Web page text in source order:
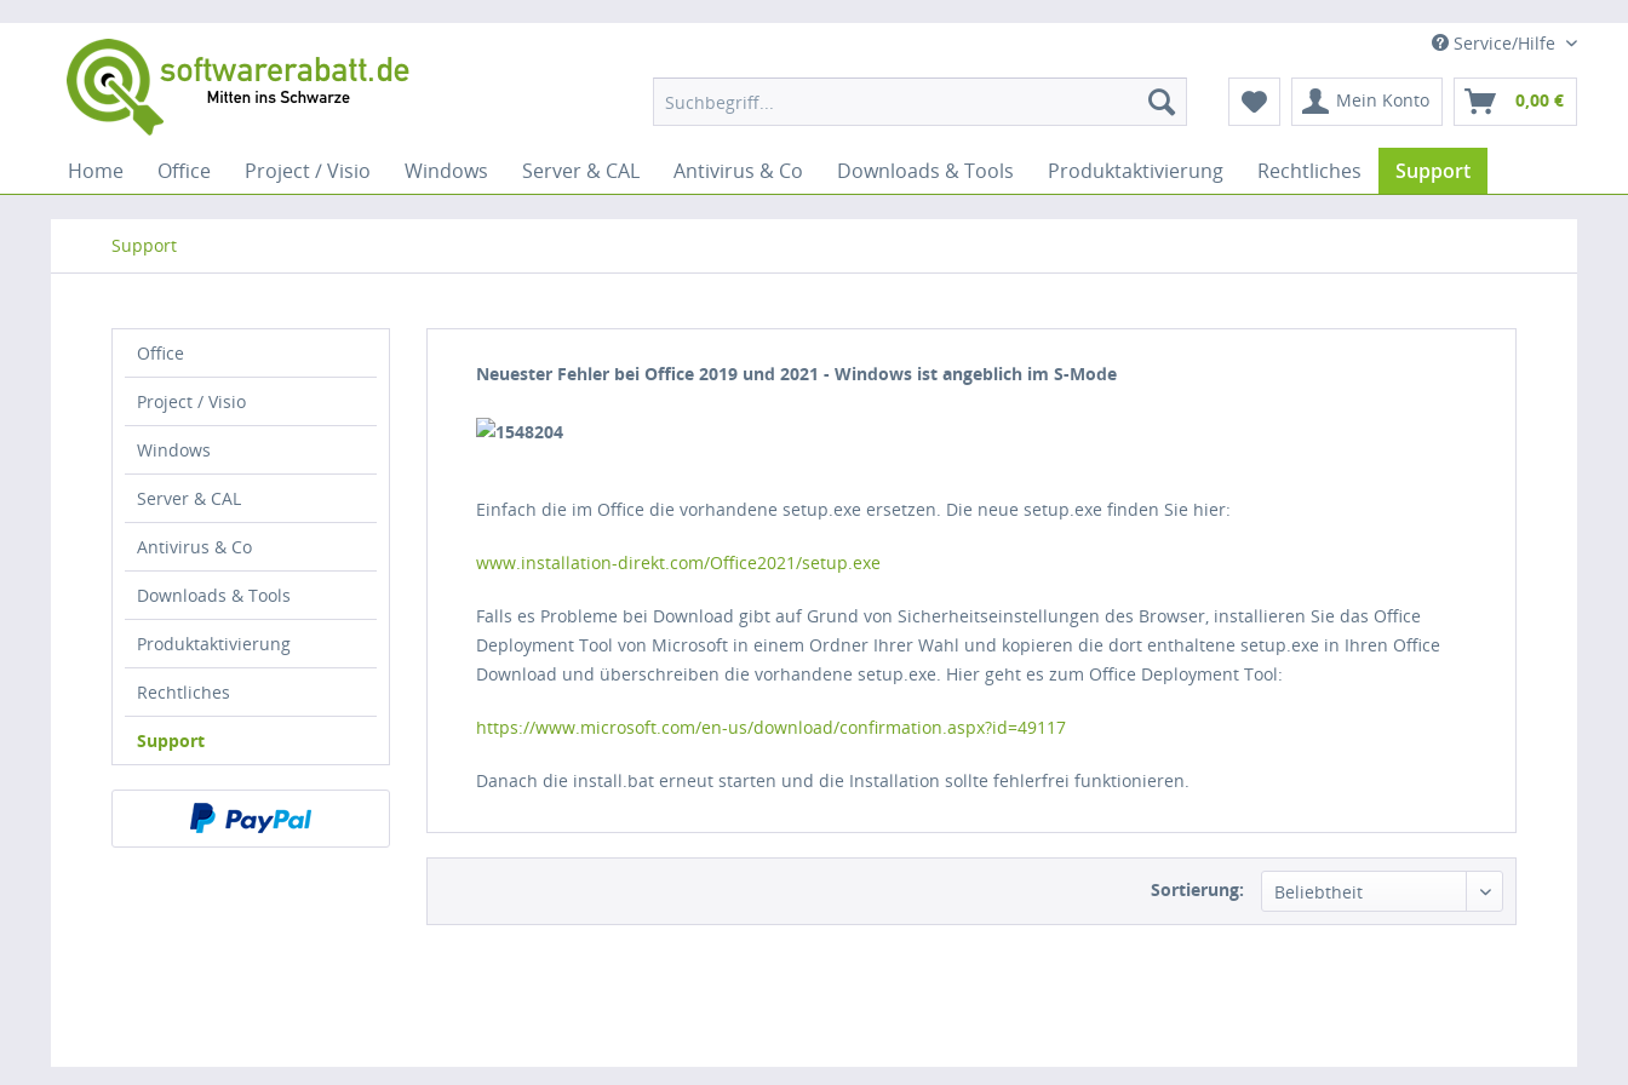
Service/Hilfe
Mein Konto 0,00 €
Home Office Project / Visio Windows Server & CAL Antivirus & Co Downloads & Tools Produktaktivierung Rechtliches Support
Support
Office
Project / Visio
Windows
Server & CAL
Antivirus & Co
Downloads & Tools
Produktaktivierung
Rechtliches
Support
Neuester Fehler bei Office 2019 und 2021 - Windows ist angeblich im S-Mode
Einfach die im Office die vorhandene setup.exe ersetzen. Die neue setup.exe finden Sie hier:
www.installation-direkt.com/Office2021/setup.exe
Falls es Probleme bei Download gibt auf Grund von Sicherheitseinstellungen des Browser, installieren Sie das Office
Deployment Tool von Microsoft in einem Ordner Ihrer Wahl und kopieren die dort enthaltene setup.exe in Ihren Office
Download und überschreiben die vorhandene setup.exe. Hier geht es zum Office Deployment Tool:
https://www.microsoft.com/en-us/download/confirmation.aspx?id=49117
Danach die install.bat erneut starten und die Installation sollte fehlerfrei funktionieren.
Sortierung: